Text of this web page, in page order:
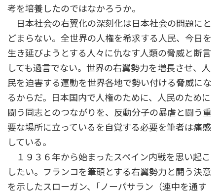
考を培養したのではなかろうか。
日本社会の右翼化の深刻化は日本社会の問題にと
どまらない。全世界の人権を希求する人民、今日を
生き延びようとする人々に仇なす人類の脅威と断言
しても過言でない。世界の右翼勢力を増長させ、人
民を迫害する運動を世界各地で勢い付ける脅威にな
るからだ。日本国内で人権のために、人民のために
闘う同志とのつながりを、反動分子の暴虐と闘う重
要な場所に立っているを自覚する必要を筆者は痛感
している。
１９３６年から始まったスペイン内戦を思い起こ
したい。フランコを筆頭とする右翼勢力と闘う決意
を示したスローガン、｢ノーパサラン（連中を通す